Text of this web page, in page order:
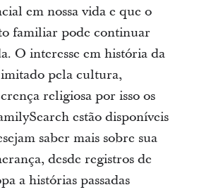
em nossa vida e que o
familiar pode continuar
O interesse em história da
pela cultura,
religiosa por isso os
estão disponíveis
saber mais sobre sua
desde registros de
a histórias passadas